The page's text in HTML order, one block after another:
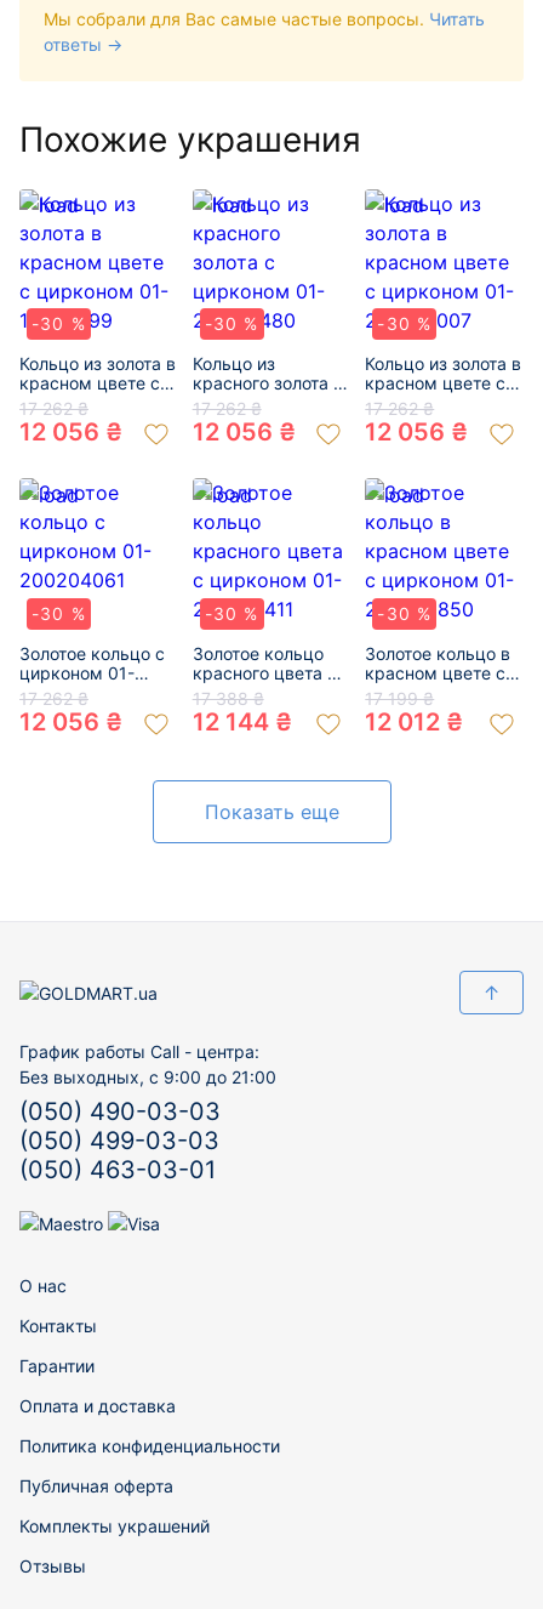
Мы собрали для Вас самые частые вопросы. Читать
ответы →
Похожие украшения
-30 %
Кольцо из золота в
красном цвете с
цирконом 01-
19280999
17 262 ₴
12 056 ₴
-30 %
Кольцо из
красного золота с
цирконом 01-
200017480
17 262 ₴
12 056 ₴
-30 %
Кольцо из золота в
красном цвете с
цирконом 01-
200047007
17 262 ₴
12 056 ₴
-30 %
Золотое кольцо с
цирконом 01-
200204061
17 262 ₴
12 056 ₴
-30 %
Золотое кольцо
красного цвета с
цирконом 01-
200279411
17 388 ₴
12 144 ₴
-30 %
Золотое кольцо в
красном цвете с
цирконом 01-
200040850
17 199 ₴
12 012 ₴
Показать еще
↑
График работы Call - центра:
Без выходных, с 9:00 до 21:00
(050) 490-03-03
(050) 499-03-03
(050) 463-03-01
О нас
Контакты
Гарантии
Оплата и доставка
Политика конфиденциальности
Публичная оферта
Комплекты украшений
Отзывы